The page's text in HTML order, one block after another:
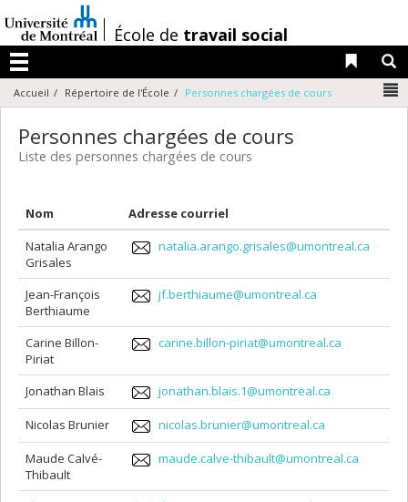
au
contenu
/École de travail social
Menu
Liens
Accueil Répertoire de l'École Personnes chargées de cours
Personnes chargées de cours
Liste des personnes chargées de cours
Nom
Adresse courriel
Natalia Arango
Grisales
natalia.arango.grisales@umontreal.ca
Jean-François
Berthiaume
jf.berthiaume@umontreal.ca
Carine Billon-
Piriat
carine.billon-piriat@umontreal.ca
Jonathan Blais jonathan.blais.1@umontreal.ca
Nicolas Brunier nicolas.brunier@umontreal.ca
Maude Calvé-
Thibault
maude.calve-thibault@umontreal.ca